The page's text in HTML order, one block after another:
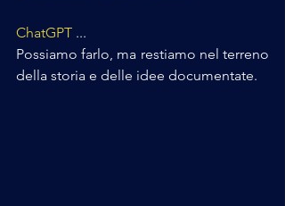
ChatGPT ...
Possiamo farlo, ma restiamo nel terreno
della storia e delle idee documentate.